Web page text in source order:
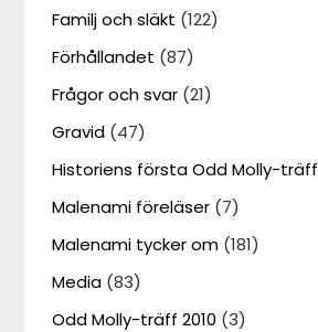
Familj och släkt (122)
Förhållandet (87)
Frågor och svar (21)
Gravid (47)
Historiens första Odd Molly-träff
Malenami föreläser (7)
Malenami tycker om (181)
Media (83)
Odd Molly-träff 2010 (3)